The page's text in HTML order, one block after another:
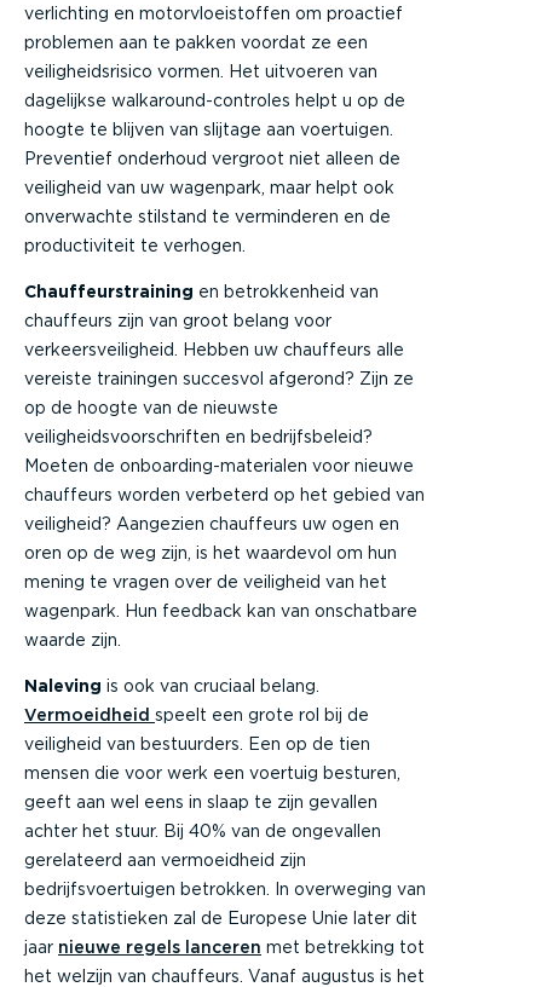
verlichting en motorvloeistoffen om proactief
problemen aan te pakken voordat ze een
veiligheidsrisico vormen. Het uitvoeren van
dagelijkse walkaround-controles helpt u op de
hoogte te blijven van slijtage aan voertuigen.
Preventief onderhoud vergroot niet alleen de
veiligheid van uw wagenpark, maar helpt ook
onverwachte stilstand te verminderen en de
productiviteit te verhogen.
Chauffeurstraining en betrokkenheid van
chauffeurs zijn van groot belang voor
verkeersveiligheid. Hebben uw chauffeurs alle
vereiste trainingen succesvol afgerond? Zijn ze
op de hoogte van de nieuwste
veiligheidsvoorschriften en bedrijfsbeleid?
Moeten de onboarding-materialen voor nieuwe
chauffeurs worden verbeterd op het gebied van
veiligheid? Aangezien chauffeurs uw ogen en
oren op de weg zijn, is het waardevol om hun
mening te vragen over de veiligheid van het
wagenpark. Hun feedback kan van onschatbare
waarde zijn.
Naleving is ook van cruciaal belang.
Vermoeidheid speelt een grote rol bij de
veiligheid van bestuurders. Een op de tien
mensen die voor werk een voertuig besturen,
geeft aan wel eens in slaap te zijn gevallen
achter het stuur. Bij 40% van de ongevallen
gerelateerd aan vermoeidheid zijn
bedrijfsvoertuigen betrokken. In overweging van
deze statistieken zal de Europese Unie later dit
jaar nieuwe regels lanceren met betrekking tot
het welzijn van chauffeurs. Vanaf augustus is het